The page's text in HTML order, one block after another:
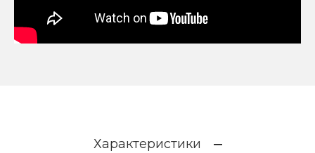
Характеристики